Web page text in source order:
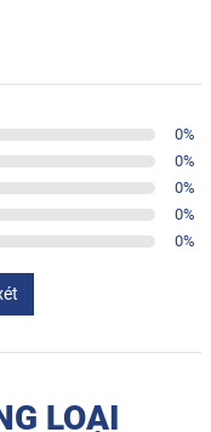
0%
0%
0%
0%
0%
LOẠI